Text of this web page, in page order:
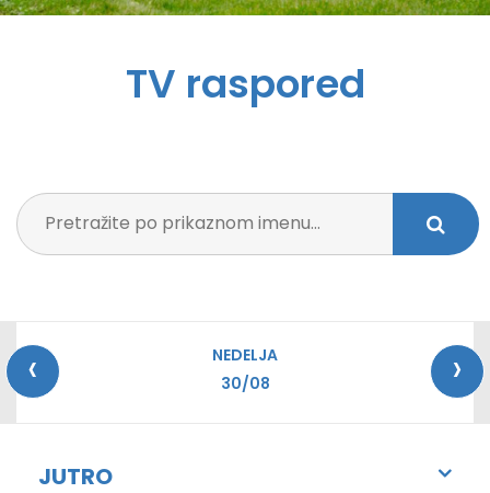
TV raspored
NEDELJA
30/08
‹ ›
JUTRO